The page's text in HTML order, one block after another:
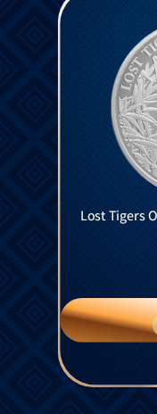
Lost Tigers